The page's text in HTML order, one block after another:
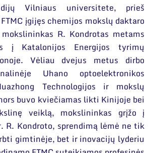
Vilniaus universitete, prieš
įgijęs chemijos mokslų daktaro
R. Kondrotas metams
į Katalonijos Energijos tyrimų
Vėliau dvejus metus dirbo
Uhano optoelektronikos
Technologijos ir mokslų
buvo kviečiamas likti Kinijoje bei
veiklą, mokslininkas grįžo į
R. Kondroto, sprendimą lėmė ne tik
gimtinėje, bet ir inovacijų lyderiu